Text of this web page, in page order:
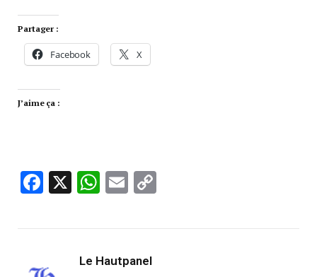
Partager :
Facebook X
J’aime ça :
Facebook
X WhatsApp
Email
Le Hautpanel